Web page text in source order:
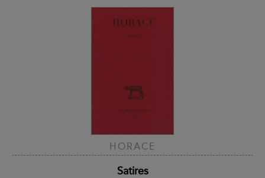
HORACE
Satires